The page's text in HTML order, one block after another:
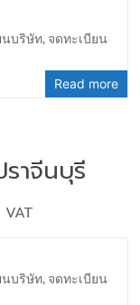
นบริษัท, จดทะเบียน
Read more
าจีนบุรี
นบริษัท, จดทะเบียน